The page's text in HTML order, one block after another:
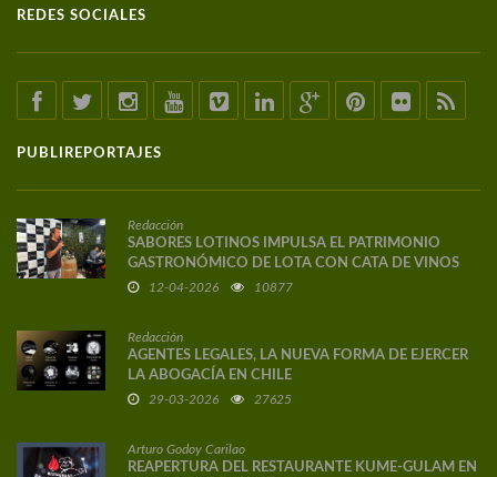
REDES SOCIALES
PUBLIREPORTAJES
Redacción
SABORES LOTINOS IMPULSA EL PATRIMONIO
GASTRONÓMICO DE LOTA CON CATA DE VINOS
DE AUTOR
12-04-2026 10877
Redacción
AGENTES LEGALES, LA NUEVA FORMA DE EJERCER
LA ABOGACÍA EN CHILE
29-03-2026 27625
Arturo Godoy Carilao
REAPERTURA DEL RESTAURANTE KUME-GULAM EN